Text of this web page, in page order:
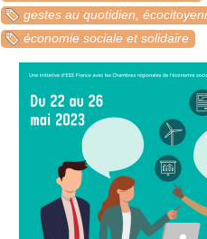
gestes au quotidien,
économie sociale et solidaire